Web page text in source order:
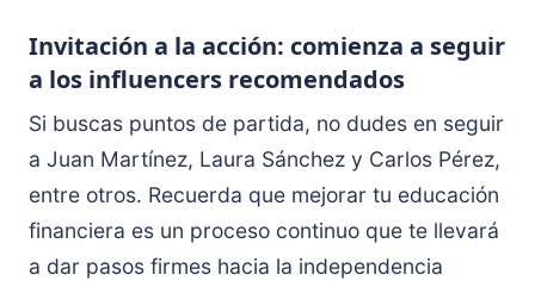
Invitación a la acción: comienza a seguir
a los influencers recomendados
Si buscas puntos de partida, no dudes en seguir
a Juan Martínez, Laura Sánchez y Carlos Pérez,
entre otros. Recuerda que mejorar tu educación
financiera es un proceso continuo que te llevará
a dar pasos firmes hacia la independencia